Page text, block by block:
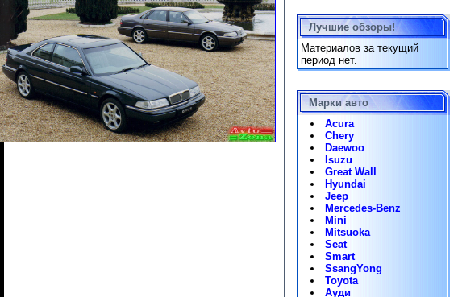
Лучшие обзоры!
Материалов за текущий
период нет.
Марки авто
Acura
Chery
Daewoo
Isuzu
Great Wall
Hyundai
Jeep
Mercedes-Benz
Mini
Mitsuoka
Seat
Smart
SsangYong
Toyota
Ауди